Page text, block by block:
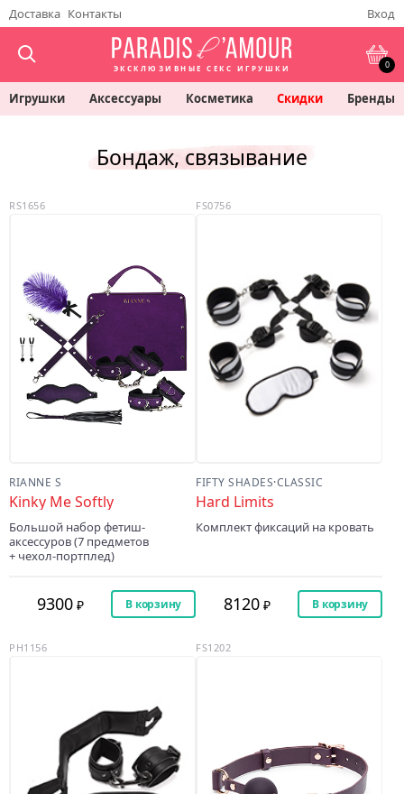
Доставка Контакты Вход
ЭКСКЛЮЗИВНЫЕ СЕКС ИГРУШКИ 0
Игрушки Аксессуары Косметика Скидки Бренды
Бондаж, связывание
RIANNE S
Kinky Me Softly
Большой набор фетиш-
аксессуров (7 предметов
+ чехол-портплед)
RS1656
9300 В корзину
FIFTY SHADES·CLASSIC
Hard Limits
Комплект фиксаций на кровать
FS0756
8120 В корзину
PH1156 FS1202